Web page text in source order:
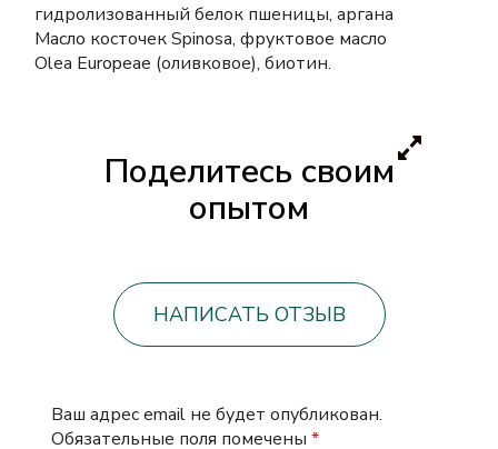
гидролизованный белок пшеницы, аргана
Масло косточек Spinosa, фруктовое масло
Olea Europeae (оливковое), биотин.
Поделитесь своим
опытом
НАПИСАТЬ ОТЗЫВ
Ваш адрес email не будет опубликован.
Обязательные поля помечены *